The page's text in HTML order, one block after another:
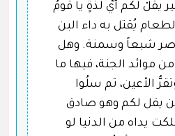
يقلْ لكم أيُّ لذةٍ يا قومُ
يُقتل به داء البن
شبعاً وسمنة. وهل
موائد الجنة، فيها ما
الأعين، ثم سلُوا
يقل لكم وهو صادق
يداه من الدنيا لو